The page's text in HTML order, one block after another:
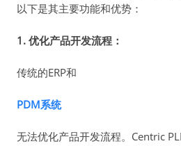
以下是其主要功能和优势：
1. 优化产品开发流程：
传统的ERP和
PDM系统
无法优化产品开发流程。Centric